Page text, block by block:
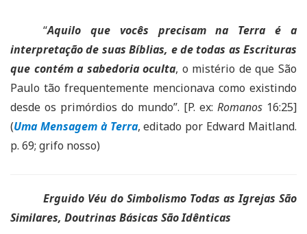
“Aquilo que vocês precisam na Terra é a
interpretação de suas Bíblias, e de todas as Escrituras
que contém a sabedoria oculta, o mistério de que São
Paulo tão frequentemente mencionava como existindo
desde os primórdios do mundo”. [P. ex: Romanos 16:25]
(Uma Mensagem à Terra, editado por Edward Maitland.
p. 69; grifo nosso)
Erguido Véu do Simbolismo Todas as Igrejas São
Similares, Doutrinas Básicas São Idênticas